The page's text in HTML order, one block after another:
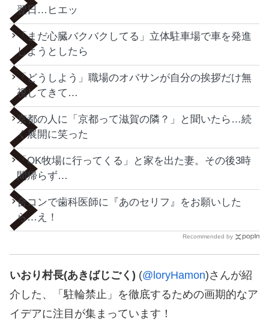
翌日…ヒエッ
「まだ心臓バクバクしてる」立体駐車場で車を発進
しようとしたら
「どうしよう」職場のオバサンが自分の挨拶だけ無
視してきて…
京都の人に「京都って滋賀の隣？」と聞いたら…続
く展開に笑った
「OK牧場に行ってくる」と家を出た妻。その後3時
間帰らず…
合コンで歯科医師に『あのセリフ』をお願いした
ら…え！
Recommended by
いおり村長(あきばじごく) (@loryHamon)さんが紹
介した、「駐輪禁止」を徹底するための画期的なア
イデアに注目が集まっています！